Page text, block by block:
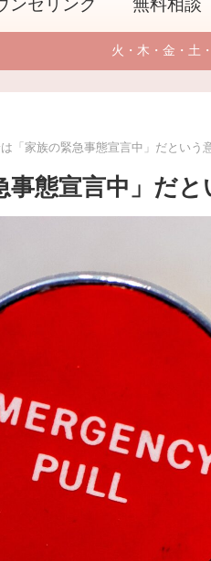
ンセリング 無料相談
火・木・金・土
「家族の緊急事態宣言中」だという
事態宣言中」だ